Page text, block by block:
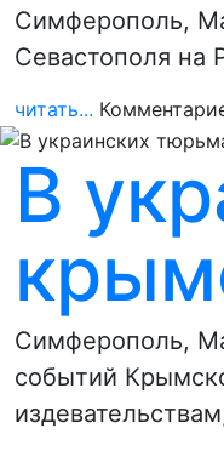
Cимферополь,
Севастополя на
читать...
В
Симферополь,
событий